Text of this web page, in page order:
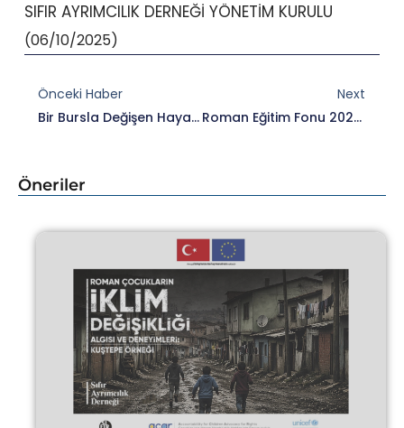
SIFIR AYRIMCILIK DERNEĞİ YÖNETİM KURULU
(06/10/2025)
Önceki Haber
Bir Bursla Değişen Hayatlar: Roman Gençlerin Hikâyesi
Next
Roman Eğitim Fonu 2026 Burs Başvuruları Başladı!
Öneriler